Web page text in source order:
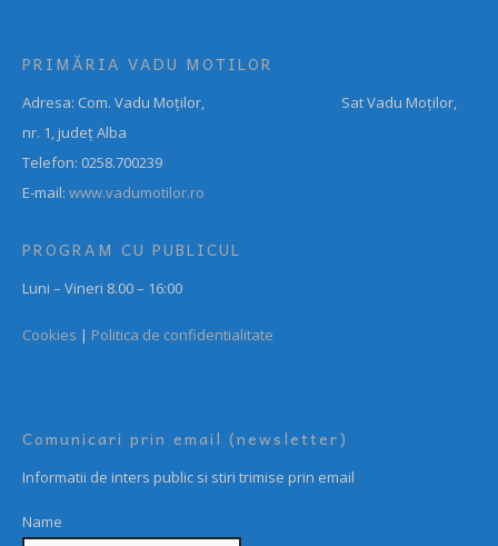
PRIMĂRIA VADU MOTILOR
Adresa: Com. Vadu Moților, Sat Vadu Moților,
nr. 1, județ Alba
Telefon: 0258.700239
E-mail: www.vadumotilor.ro
PROGRAM CU PUBLICUL
Luni – Vineri 8.00 – 16:00
Cookies | Politica de confidentialitate
Comunicari prin email (newsletter)
Informatii de inters public si stiri trimise prin email
Name